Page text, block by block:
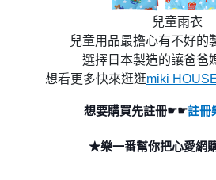
兒童雨衣
兒童用品最擔心有不好的
選擇日本製造的讓爸爸
想看更多快來逛逛miki
想要購買先註冊☛☛註冊
★樂一番幫你把心愛網